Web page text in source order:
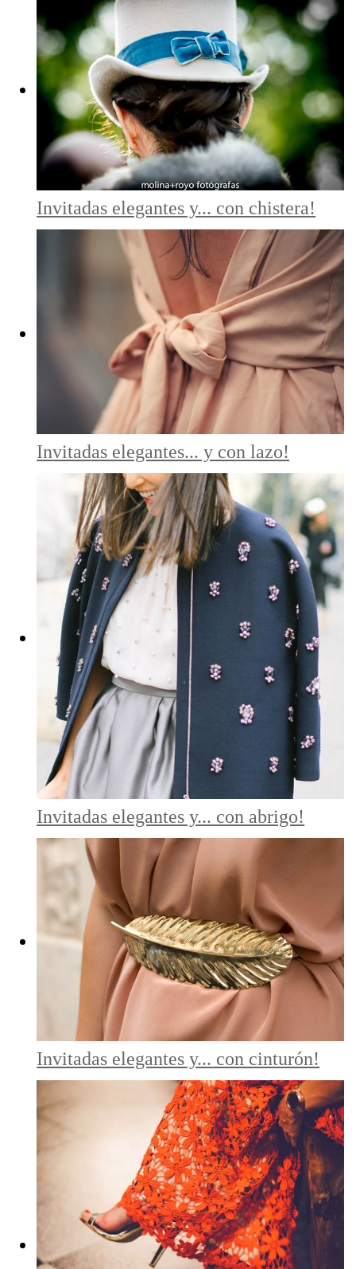
Invitadas elegantes y... con chistera!
Invitadas elegantes... y con lazo!
Invitadas elegantes y... con abrigo!
Invitadas elegantes y... con cinturón!